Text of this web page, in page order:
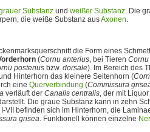
Substanz und weißer Substanz. Die
die weiße Substanz ausAxonen.
die Form eines
(Cornu anterius, bei Tieren
posterius bzw. dorsale). Im Bereich des
Hinterhorn das kleinere Seitenhorn (
eine Querverbindung (Commissura
verläuft der Canalis centralis, der mit
Die graue Substanz kann in zehn
VII befinden sich im Hinterhorn, die
grisea. Funktionell können einzelne